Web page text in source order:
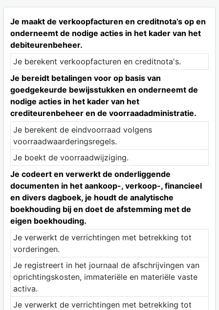
Je maakt de verkoopfacturen en creditnota’s op en
onderneemt de nodige acties in het kader van het
debiteurenbeheer.
Je berekent verkoopfacturen en creditnota's.
Je bereidt betalingen voor op basis van
goedgekeurde bewijsstukken en onderneemt de
nodige acties in het kader van het
crediteurenbeheer en de voorraadadministratie.
Je berekent de eindvoorraad volgens
voorraadwaarderingsregels.
Je boekt de voorraadwijziging.
Je codeert en verwerkt de onderliggende
documenten in het aankoop-, verkoop-, financieel
en divers dagboek, je houdt de analytische
boekhouding bij en doet de afstemming met de
eigen boekhouding.
Je verwerkt de verrichtingen met betrekking tot
vorderingen.
Je registreert in het journaal de afschrijvingen van
oprichtingskosten, immateriële en materiële vaste
activa.
Je verwerkt de verrichtingen met betrekking tot